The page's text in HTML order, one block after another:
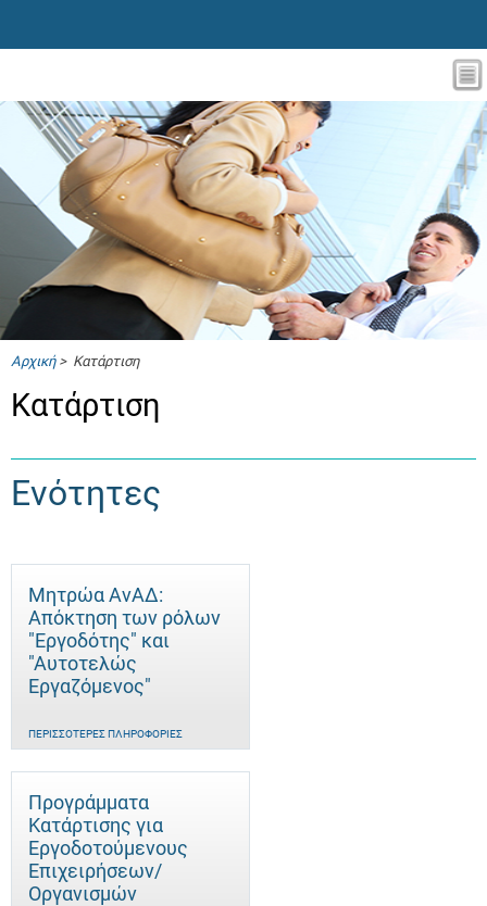
Αρχική> Κατάρτιση
Κατάρτιση
Ενότητες
Μητρώα ΑνΑΔ:
Απόκτηση των ρόλων
"Εργοδότης" και
"Αυτοτελώς
Eργαζόμενος"
ΠΕΡΙΣΣΌΤΕΡΕΣ ΠΛΗΡΟΦΟΡΊΕΣ
Προγράμματα
Κατάρτισης για
Εργοδοτούμενους
Επιχειρήσεων/
Οργανισμών